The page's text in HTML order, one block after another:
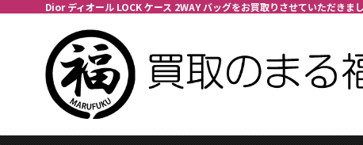
Dior ディオール LOCK ケース 2WAY バッグをお買取りさせていただき